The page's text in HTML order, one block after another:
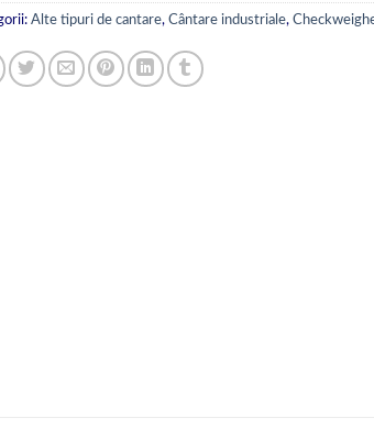
Alte tipuri de cantare, Cântare industriale,